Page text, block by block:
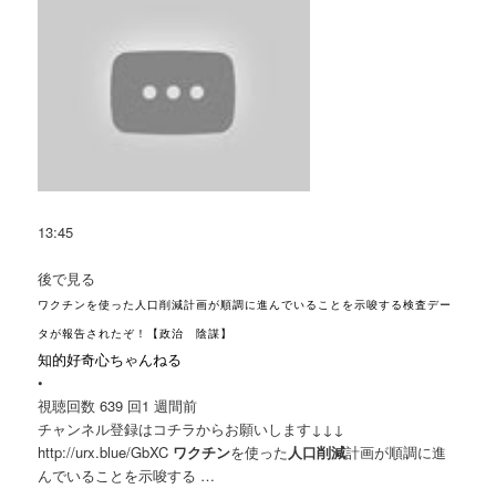
13:45
後で見る
ワクチンを使った人口削減計画が順調に進んでいることを示唆する検査デー
タが報告されたぞ！【政治 陰謀】
知的好奇心ちゃんねる
•
視聴回数 639 回1 週間前
チャンネル登録はコチラからお願いします↓↓↓
http://urx.blue/GbXC ワクチンを使った人口削減計画が順調に進
んでいることを示唆する …